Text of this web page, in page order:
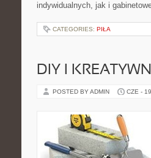
indywidualnych, jak i
CATEGORIES: PIŁA
DIY I
POSTED BY ADMIN CZE -